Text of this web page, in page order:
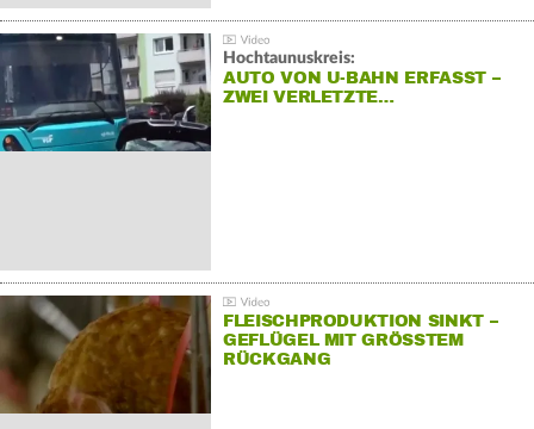
Hochtaunuskreis:
AUTO VON U-BAHN ERFASST –
ZWEI VERLETZTE…
FLEISCHPRODUKTION SINKT –
GEFLÜGEL MIT GRÖSSTEM R
ÜCKGANG